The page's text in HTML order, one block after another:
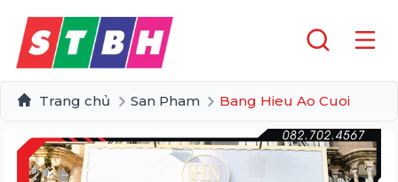
Trang chủ San Pham Bang Hieu Ao Cuoi